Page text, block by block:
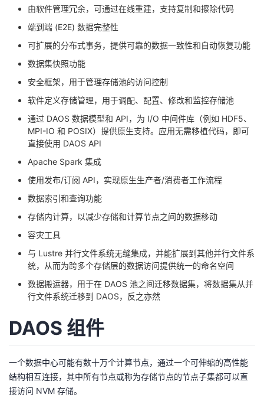
由软件管理冗余，可通过在线重建，支持复制和擦除代码
端到端 (E2E) 数据完整性
可扩展的分布式事务，提供可靠的数据一致性和自动恢复功能
数据集快照功能
安全框架，用于管理存储池的访问控制
软件定义存储管理，用于调配、配置、修改和监控存储池
通过 DAOS 数据模型和 API，为 I/O 中间件库（例如 HDF5、
MPI-IO 和 POSIX）提供原生支持。应用无需移植代码，即可
直接使用 DAOS API
Apache Spark 集成
使用发布/订阅 API，实现原生生产者/消费者工作流程
数据索引和查询功能
存储内计算，以减少存储和计算节点之间的数据移动
容灾工具
与 Lustre 并行文件系统无缝集成，并能扩展到其他并行文件系
统，从而为跨多个存储层的数据访问提供统一的命名空间
数据搬运器，用于在 DAOS 池之间迁移数据集，将数据集从并
行文件系统迁移到 DAOS，反之亦然
DAOS 组件
一个数据中心可能有数十万个计算节点，通过一个可伸缩的高性能
结构相互连接，其中所有节点或称为存储节点的节点子集都可以直
接访问 NVM 存储。